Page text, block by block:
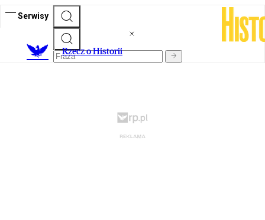
Serwisy
Rzecz o Historii